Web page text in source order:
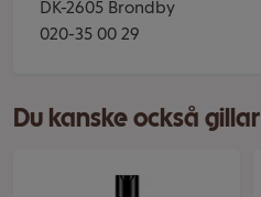
DK-2605 Brondby
020-35 00 29
Du kanske också gillar